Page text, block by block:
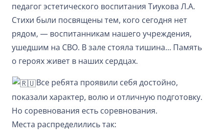
педагог эстетического воспитания Тиукова Л.А.
Стихи были посвящены тем, кого сегодня нет
рядом, — воспитанникам нашего учреждения,
ушедшим на СВО. В зале стояла тишина… Память
о героях живет в наших сердцах.
Все ребята проявили себя достойно,
показали характер, волю и отличную подготовку.
Но соревнования есть соревнования.
Места распределились так: